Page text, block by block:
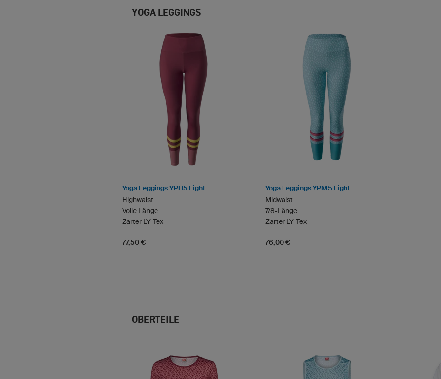
YOGA LEGGINGS
Yoga Leggings YPH5 Light
Highwaist
Volle Länge
Zarter LY-Tex
77,50 €
Yoga Leggings YPM5 Light
Midwaist
7/8-Länge
Zarter LY-Tex
76,00 €
OBERTEILE